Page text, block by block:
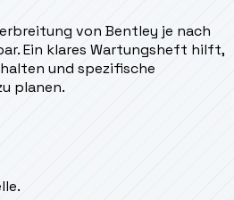
von Bentley je nach
Ein klares Wartungsheft hilft,
und spezifische
planen.